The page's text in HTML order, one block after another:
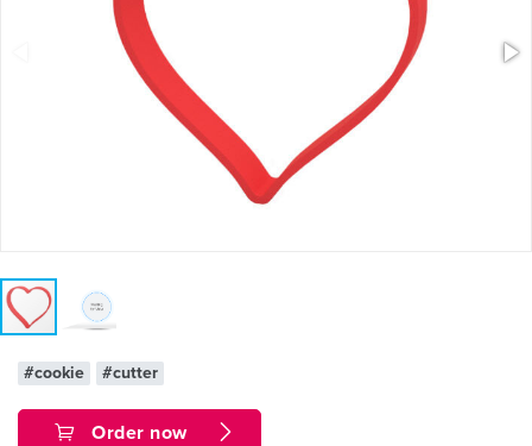
#cookie #cutter
Order now